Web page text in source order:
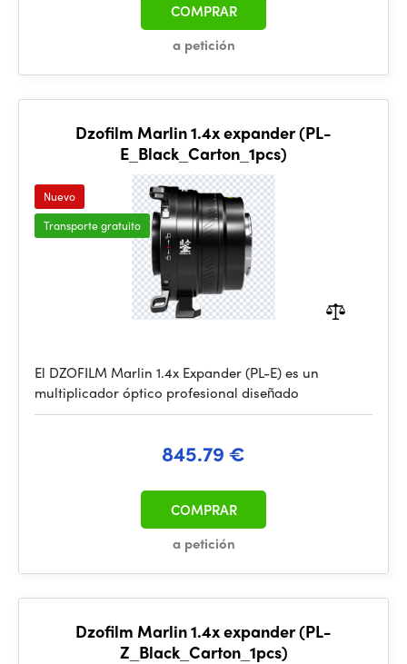
a petición
COMPRAR
Dzofilm Marlin 1.4x expander (PL-
E_Black_Carton_1pcs)
Nuevo
Transporte gratuito
El DZOFILM Marlin 1.4x Expander (PL-E) es un
multiplicador óptico profesional diseñado
845.79 €
a petición
COMPRAR
Dzofilm Marlin 1.4x expander (PL-
Z_Black_Carton_1pcs)